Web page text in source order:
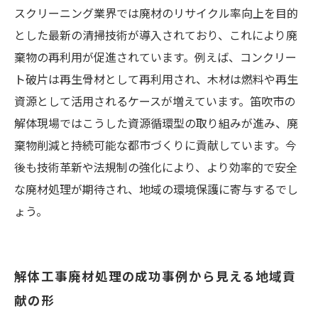
スクリーニング業界では廃材のリサイクル率向上を目的
とした最新の清掃技術が導入されており、これにより廃
棄物の再利用が促進されています。例えば、コンクリー
ト破片は再生骨材として再利用され、木材は燃料や再生
資源として活用されるケースが増えています。笛吹市の
解体現場ではこうした資源循環型の取り組みが進み、廃
棄物削減と持続可能な都市づくりに貢献しています。今
後も技術革新や法規制の強化により、より効率的で安全
な廃材処理が期待され、地域の環境保護に寄与するでし
ょう。
解体工事廃材処理の成功事例から見える地域貢
献の形